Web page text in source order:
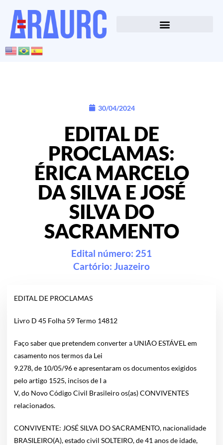
30/04/2024
EDITAL DE
PROCLAMAS:
ÉRICA MARCELO
DA SILVA E JOSÉ
SILVA DO
SACRAMENTO
Edital número: 251
Cartório: Juazeiro
EDITAL DE PROCLAMAS
Livro D 45 Folha 59 Termo 14812
Faço saber que pretendem converter a UNIÃO ESTÁVEL em
casamento nos termos da Lei
9.278, de 10/05/96 e apresentaram os documentos exigidos
pelo artigo 1525, incisos de I a
V, do Novo Código Civil Brasileiro os(as) CONVIVENTES
relacionados.
CONVIVENTE: JOSÉ SILVA DO SACRAMENTO, nacionalidade
BRASILEIRO(A), estado civil SOLTEIRO, de 41 anos de idade,